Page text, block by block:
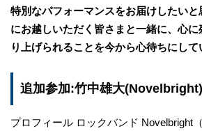
特別なパフォーマンスをお届けしたい
にお越しいただく皆さまと一緒に、心に
り上げられることを今から心待ちにして
追加参加:竹中雄大(Novelbright)
プロフィール ロックバンド Novelbright